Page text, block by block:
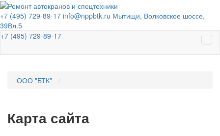
+7 (495) 729-89-17 info@nppbtk.ru Мытищи, Волковское шоссе,
39Вл.5
+7 (495) 729-89-17
ООО "БТК"
Карта сайта